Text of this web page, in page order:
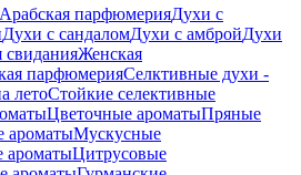
Арабская парфюмерияДухи с
Духи с сандаломДухи с амбройДухи
свиданияЖенская
парфюмерияСелктивные духи -
летоСтойкие селективные
Цветочные ароматыПряные
ароматыМускусные
Цитрусовые